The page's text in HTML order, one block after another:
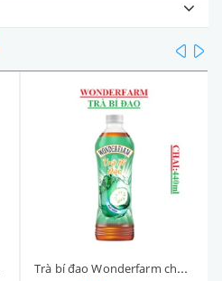
Trà bí đao Wonderfarm chai (390-:-450)ml
prev